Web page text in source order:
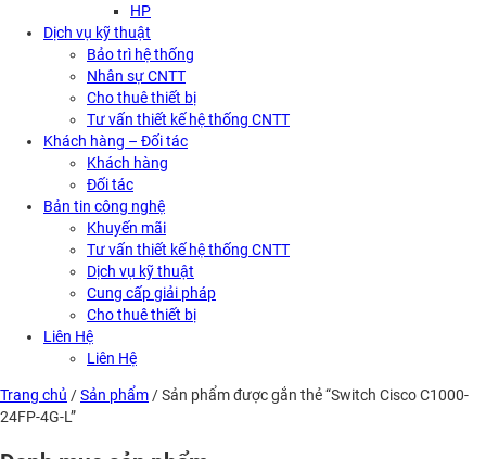
HP
Dịch vụ kỹ thuật
Bảo trì hệ thống
Nhân sự CNTT
Cho thuê thiết bị
Tư vấn thiết kế hệ thống CNTT
Khách hàng – Đối tác
Khách hàng
Đối tác
Bản tin công nghệ
Khuyến mãi
Tư vấn thiết kế hệ thống CNTT
Dịch vụ kỹ thuật
Cung cấp giải pháp
Cho thuê thiết bị
Liên Hệ
Liên Hệ
Trang chủ /Sản phẩm / Sản phẩm được gắn thẻ “Switch Cisco C1000-
24FP-4G-L”